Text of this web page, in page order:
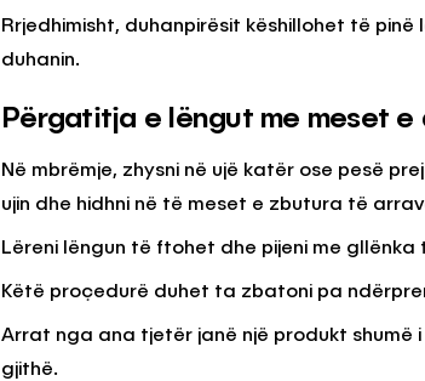
Rrjedhimisht, duhanpirësit këshillohet të
duhanin.
Përgatitja e lëngut me meset
Në mbrëmje, zhysni në ujë katër ose pesë
ujin dhe hidhni në të meset e zbutura të
Lëreni lëngun të ftohet dhe pijeni me gllënka
Këtë proçedurë duhet ta zbatoni pa
Arrat nga ana tjetër janë një produkt shumë
gjithë.